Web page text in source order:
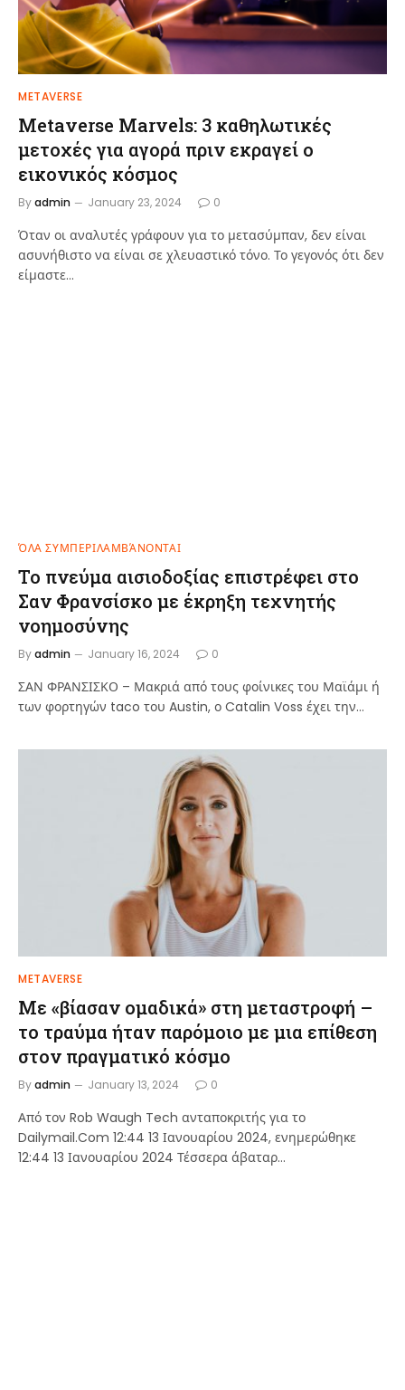
METAVERSE
Metaverse Marvels: 3 καθηλωτικές
μετοχές για αγορά πριν εκραγεί ο
εικονικός κόσμος
Byadmin January 23, 2024 0
Όταν οι αναλυτές γράφουν για το μετασύμπαν, δεν είναι
ασυνήθιστο να είναι σε χλευαστικό τόνο. Το γεγονός ότι δεν
είμαστε…
ΌΛΑ ΣΥΜΠΕΡΙΛΑΜΒΆΝΟΝΤΑΙ
Το πνεύμα αισιοδοξίας επιστρέφει στο
Σαν Φρανσίσκο με έκρηξη τεχνητής
νοημοσύνης
Byadmin January 16, 2024 0
ΣΑΝ ΦΡΑΝΣΙΣΚΟ – Μακριά από τους φοίνικες του Μαϊάμι ή
των φορτηγών taco του Austin, ο Catalin Voss έχει την…
METAVERSE
Με «βίασαν ομαδικά» στη μεταστροφή –
το τραύμα ήταν παρόμοιο με μια επίθεση
στον πραγματικό κόσμο
Byadmin January 13, 2024 0
Από τον Rob Waugh Tech ανταποκριτής για το
Dailymail.Com 12:44 13 Ιανουαρίου 2024, ενημερώθηκε
12:44 13 Ιανουαρίου 2024 Τέσσερα άβαταρ…